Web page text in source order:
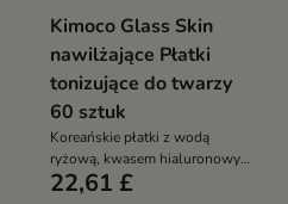
Kimoco Glass Skin
nawilżające Płatki
tonizujące do twarzy
60 sztuk
Koreańskie płatki z wodą
ryżową, kwasem hialuronowym i
peptydami to intensywnie
22,61 £